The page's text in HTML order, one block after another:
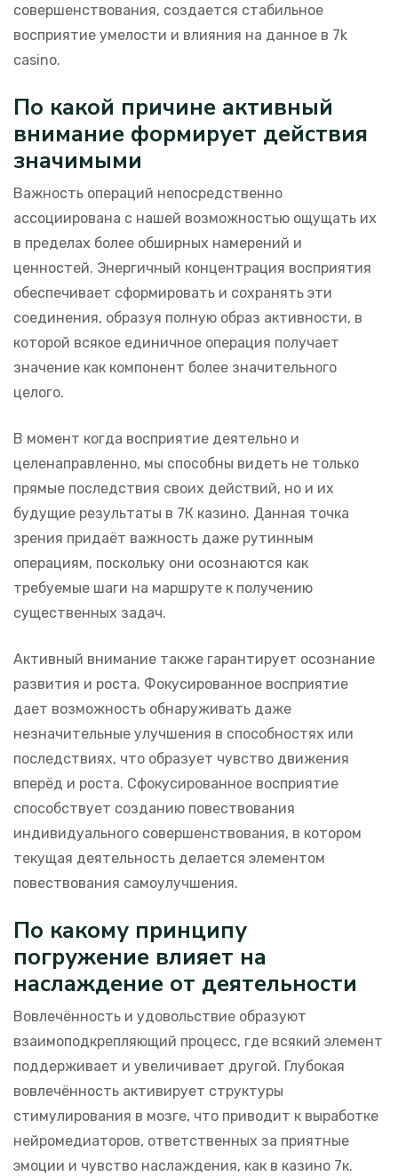
совершенствования, создается стабильное
восприятие умелости и влияния на данное в 7k
casino.
По какой причине активный
внимание формирует действия
значимыми
Важность операций непосредственно
ассоциирована с нашей возможностью ощущать их
в пределах более обширных намерений и
ценностей. Энергичный концентрация восприятия
обеспечивает сформировать и сохранять эти
соединения, образуя полную образ активности, в
которой всякое единичное операция получает
значение как компонент более значительного
целого.
В момент когда восприятие деятельно и
целенаправленно, мы способны видеть не только
прямые последствия своих действий, но и их
будущие результаты в 7К казино. Данная точка
зрения придаёт важность даже рутинным
операциям, поскольку они осознаются как
требуемые шаги на маршруте к получению
существенных задач.
Активный внимание также гарантирует осознание
развития и роста. Фокусированное восприятие
дает возможность обнаруживать даже
незначительные улучшения в способностях или
последствиях, что образует чувство движения
вперёд и роста. Сфокусированное восприятие
способствует созданию повествования
индивидуального совершенствования, в котором
текущая деятельность делается элементом
повествования самоулучшения.
По какому принципу
погружение влияет на
наслаждение от деятельности
Вовлечённость и удовольствие образуют
взаимоподкрепляющий процесс, где всякий элемент
поддерживает и увеличивает другой. Глубокая
вовлечённость активирует структуры
стимулирования в мозге, что приводит к выработке
нейромедиаторов, ответственных за приятные
эмоции и чувство наслаждения, как в казино 7к.